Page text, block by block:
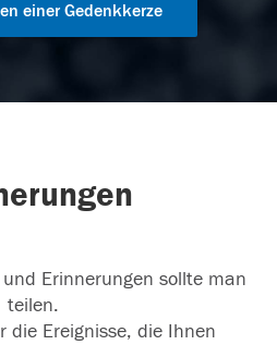
einer Gedenkkerze
Erinnerungen sollte man
teilen.
die Ereignisse, die Ihnen